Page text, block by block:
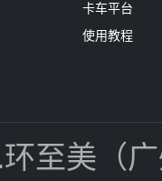
卡车平台
使用教程
至美（